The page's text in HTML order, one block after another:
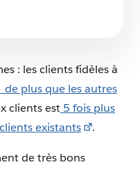
: les clients fidèles à
plus que les autres
clients est5 fois plus
existants
.
de très bons